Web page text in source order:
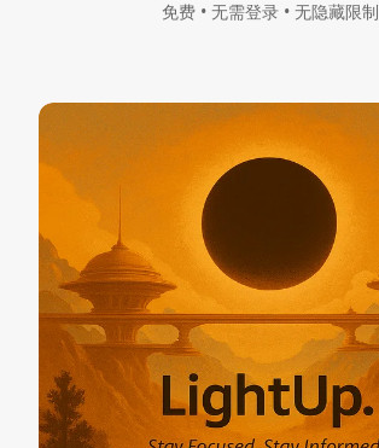
免费 • 无需登录 • 无隐藏限制